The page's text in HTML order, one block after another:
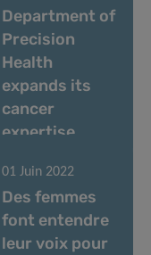
Department of
Precision
Health
expands its
cancer
expertise
01 Juin 2022
Des femmes
font entendre
leur voix pour